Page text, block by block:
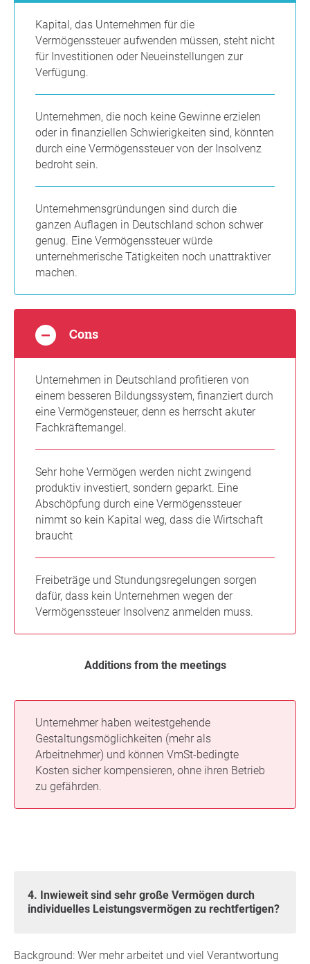
Kapital, das Unternehmen für die
Vermögenssteuer aufwenden müssen, steht nicht
für Investitionen oder Neueinstellungen zur
Verfügung.
Unternehmen, die noch keine Gewinne erzielen
oder in finanziellen Schwierigkeiten sind, könnten
durch eine Vermögenssteuer von der Insolvenz
bedroht sein.
Unternehmensgründungen sind durch die
ganzen Auflagen in Deutschland schon schwer
genug. Eine Vermögenssteuer würde
unternehmerische Tätigkeiten noch unattraktiver
machen.
Cons
Unternehmen in Deutschland profitieren von
einem besseren Bildungssystem, finanziert durch
eine Vermögensteuer, denn es herrscht akuter
Fachkräftemangel.
Sehr hohe Vermögen werden nicht zwingend
produktiv investiert, sondern geparkt. Eine
Abschöpfung durch eine Vermögenssteuer
nimmt so kein Kapital weg, dass die Wirtschaft
braucht
Freibeträge und Stundungsregelungen sorgen
dafür, dass kein Unternehmen wegen der
Vermögenssteuer Insolvenz anmelden muss.
Additions from the meetings
Unternehmer haben weitestgehende
Gestaltungsmöglichkeiten (mehr als
Arbeitnehmer) und können VmSt-bedingte
Kosten sicher kompensieren, ohne ihren Betrieb
zu gefährden.
4. Inwieweit sind sehr große Vermögen durch
individuelles Leistungsvermögen zu rechtfertigen?
Background: Wer mehr arbeitet und viel Verantwortung